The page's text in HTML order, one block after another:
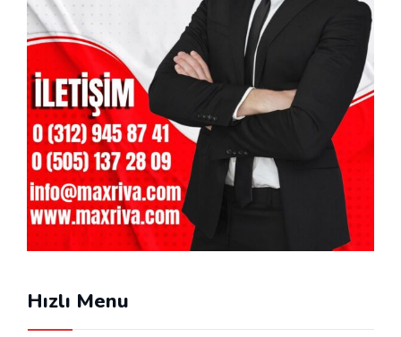
Hızlı Menu